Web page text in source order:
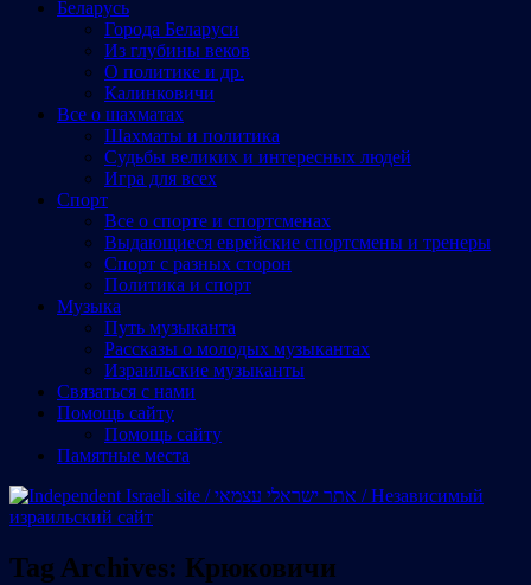
Беларусь
Города Беларуси
Из глубины веков
О политике и др.
Калинковичи
Все о шахматах
Шахматы и политика
Судьбы великих и интересных людей
Игра для всех
Спорт
Все о спорте и спортсменах
Выдающиеся еврейские спортсмены и тренеры
Спорт с разных сторон
Политика и спорт
Музыка
Путь музыканта
Рассказы о молодых музыкантах
Израильские музыканты
Cвязаться с нами
Помощь сайту
Помощь сайту
Памятные места
Tag Archives: Крюковичи